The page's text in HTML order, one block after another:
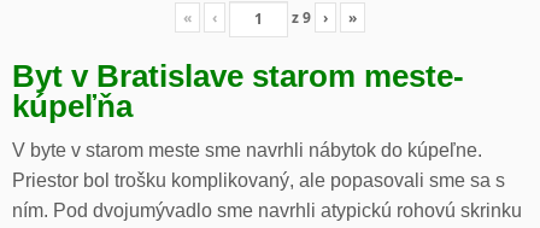
« ‹ z9 › »
Byt v Bratislave starom meste-
kúpeľňa
V byte v starom meste sme navrhli nábytok do kúpeľne.
Priestor bol trošku komplikovaný, ale popasovali sme sa s
ním. Pod dvojumývadlo sme navrhli atypickú rohovú skrinku